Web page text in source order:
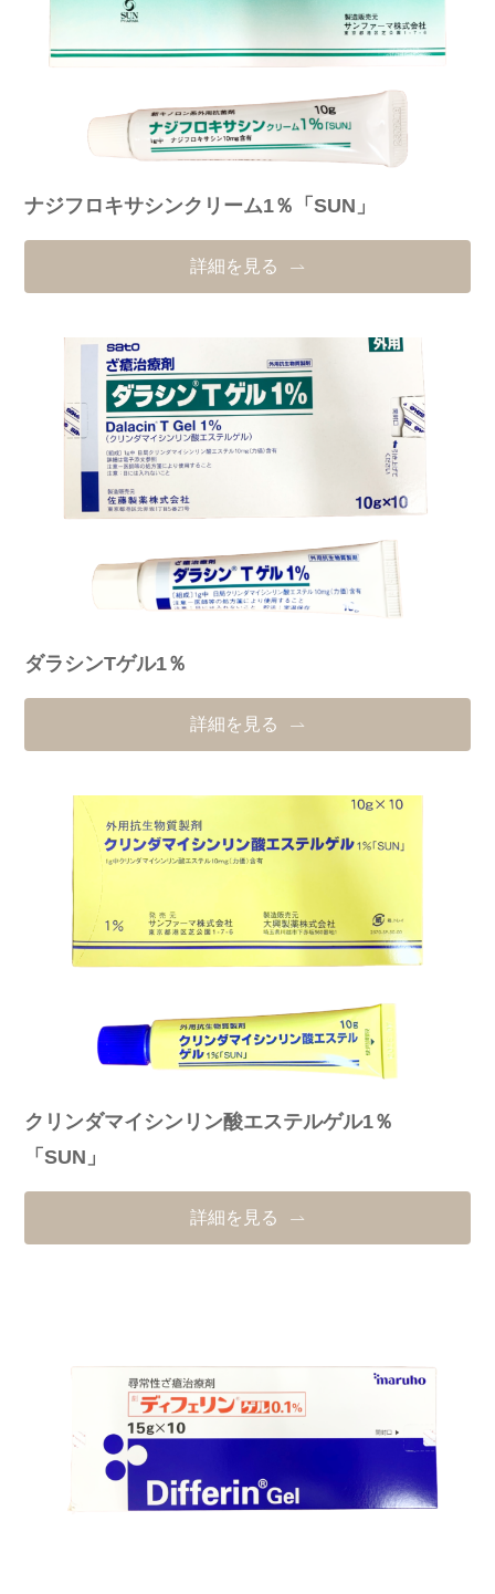
ナジフロキサシンクリーム1％「SUN」
詳細を見る
ダラシンTゲル1％
詳細を見る
クリンダマイシンリン酸エステルゲル1％
「SUN」
詳細を見る